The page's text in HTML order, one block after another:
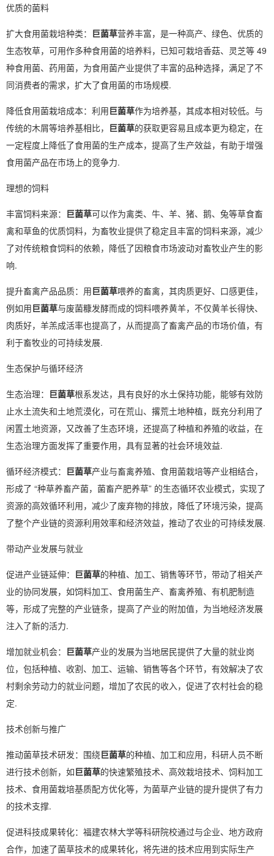
优质的菌料
扩大食用菌栽培种类： 巨菌草营养丰富，是一种高产、绿色、优质的
生态牧草，可用作多种食用菌的培养料，已知可栽培香菇、灵芝等 49
种食用菌、药用菌，为食用菌产业提供了丰富的品种选择，满足了不
同消费者的需求，扩大了食用菌的市场规模.
降低食用菌栽培成本：利用巨菌草作为培养基，其成本相对较低。与
传统的木屑等培养基相比， 巨菌草的获取更容易且成本更为稳定，在
一定程度上降低了食用菌的生产成本，提高了生产效益，有助于增强
食用菌产品在市场上的竞争力.
理想的饲料
丰富饲料来源： 巨菌草可以作为禽类、牛、羊、猪、鹅、兔等草食畜
禽和草鱼的优质饲料，为畜牧业提供了稳定且丰富的饲料来源，减少
了对传统粮食饲料的依赖，降低了因粮食市场波动对畜牧业产生的影
响.
提升畜禽产品品质：用巨菌草喂养的畜禽，其肉质更好、口感更佳，
例如用巨菌草与废菌糠发酵而成的饲料喂养黄羊，不仅黄羊长得快、
肉质好，羊羔成活率也提高了，从而提高了畜禽产品的市场价值，有
利于畜牧业的可持续发展.
生态保护与循环经济
生态治理： 巨菌草根系发达，具有良好的水土保持功能，能够有效防
止水土流失和土地荒漠化，可在荒山、撂荒土地种植，既充分利用了
闲置土地资源，又改善了生态环境，还提高了种植和养殖的收益，在
生态治理方面发挥了重要作用，具有显著的社会环境效益.
循环经济模式： 巨菌草产业与畜禽养殖、食用菌栽培等产业相结合，
形成了 “种草养畜产菌，菌畜产肥养草” 的生态循环农业模式，实现了
资源的高效循环利用，减少了废弃物的排放，降低了环境污染，提高
了整个产业链的资源利用效率和经济效益，推动了农业的可持续发展.
带动产业发展与就业
促进产业链延伸： 巨菌草的种植、加工、销售等环节，带动了相关产
业的协同发展，如饲料加工、食用菌生产、畜禽养殖、有机肥制造
等，形成了完整的产业链条，提高了产业的附加值，为当地经济发展
注入了新的活力.
增加就业机会： 巨菌草产业的发展为当地居民提供了大量的就业岗
位，包括种植、收割、加工、运输、销售等各个环节，有效解决了农
村剩余劳动力的就业问题，增加了农民的收入，促进了农村社会的稳
定.
技术创新与推广
推动菌草技术研发：围绕巨菌草的种植、加工和应用，科研人员不断
进行技术创新，如巨菌草的快速繁殖技术、高效栽培技术、饲料加工
技术、食用菌栽培基质配方优化等，为菌草产业链的提升提供了有力
的技术支撑.
促进科技成果转化：福建农林大学等科研院校通过与企业、地方政府
合作，加速了菌草技术的成果转化，将先进的技术应用到实际生产